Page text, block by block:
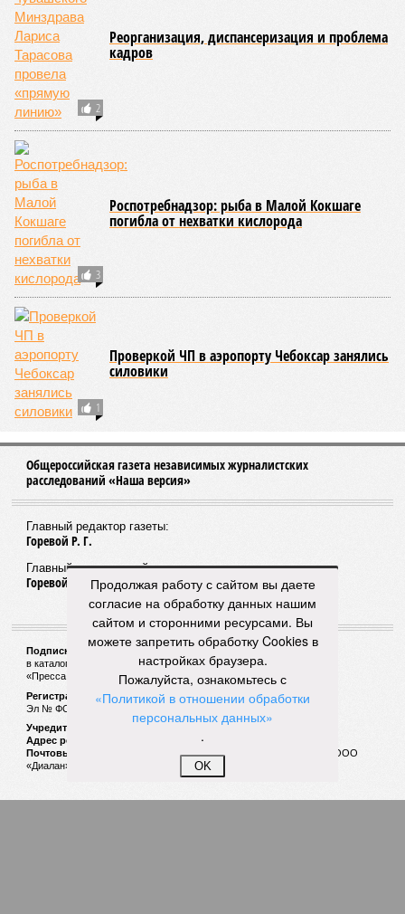
необходимость постоянного контроля за поставщиками
продуктов и организаторами питания, за своевременным
исполнением ранее выданных предписаний по устранению
нарушений, а также за соблюдением сроков прохождения
медицинских осмотров и гигиенического обучения
персоналом.
Александра Иванова
Республика
разместилась на 79
месте в России по
КОММЕНТАРИИ 0
07/08
В Чебоксарах в ближайшие годы не будут
достраивать спуск к заливу
07/08
Два предприятия выплатили долги по зарплате
после вмешательства прокуратуры
06/08
Суд аннулировал ошибочно оформленные кредиты
жителя Чебоксар
05/08
В Чебоксарах снесут 46 строений рядом с
проблемной «Кувшинкой»
04/08
Житель Екатеринбурга по указанию мошенников
ограбил квартиру в Чебоксарах
ЕЩЕ НОВОСТИ
НОВОСТИ ПАРТНЕРОВ
Новости smi2.ru
ЕЩЕ ИЗ РАЗДЕЛА «ОБЩЕСТВО»
Продолжая работу с сайтом вы даете
согласие на обработку данных нашим
сайтом и сторонними ресурсами. Вы
можете запретить обработку Cookies в
настройках браузера.
Пожалуйста, ознакомьтесь с
«Политикой в отношении обработки
персональных данных»
.
OK